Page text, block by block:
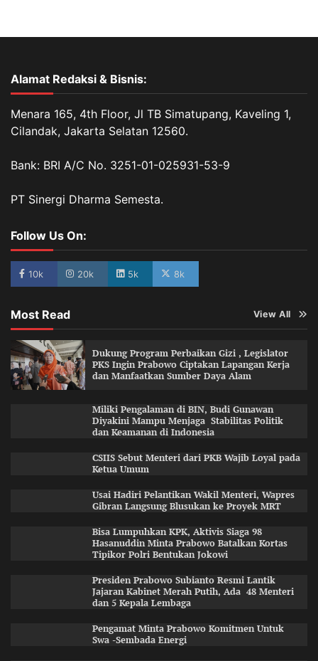
Alamat Redaksi & Bisnis:
Menara 165, 4th Floor, Jl TB Simatupang, Kaveling 1,
Cilandak, Jakarta Selatan 12560.
Bank: BRI A/C No. 3251-01-025931-53-9
PT Sinergi Dharma Semesta.
Follow Us On:
10k 20k 5k 8k
Most Read View All
Dukung Program Perbaikan Gizi , Legislator
PKS Ingin Prabowo Ciptakan Lapangan Kerja
dan Manfaatkan Sumber Daya Alam
Miliki Pengalaman di BIN, Budi Gunawan
Diyakini Mampu Menjaga Stabilitas Politik
dan Keamanan di Indonesia
CSIIS Sebut Menteri dari PKB Wajib Loyal pada
Ketua Umum
Usai Hadiri Pelantikan Wakil Menteri, Wapres
Gibran Langsung Blusukan ke Proyek MRT
Bisa Lumpuhkan KPK, Aktivis Siaga 98
Hasanuddin Minta Prabowo Batalkan Kortas
Tipikor Polri Bentukan Jokowi
Presiden Prabowo Subianto Resmi Lantik
Jajaran Kabinet Merah Putih, Ada 48 Menteri
dan 5 Kepala Lembaga
Pengamat Minta Prabowo Komitmen Untuk
Swa -Sembada Energi